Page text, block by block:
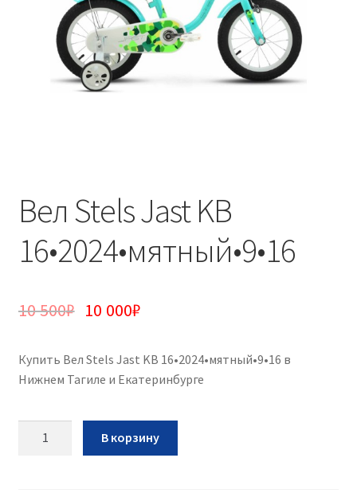
Вел Stels Jast KB
16•2024•мятный•9•16
10 500₽ 10 000₽
Купить Вел Stels Jast KB 16•2024•мятный•9•16 в
Нижнем Тагиле и Екатеринбурге
В корзину